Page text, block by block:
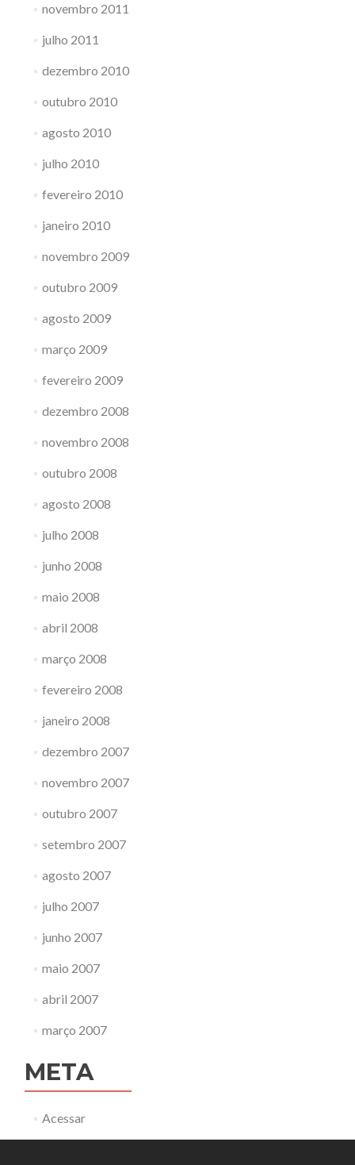
novembro 2011
julho 2011
dezembro 2010
outubro 2010
agosto 2010
julho 2010
fevereiro 2010
janeiro 2010
novembro 2009
outubro 2009
agosto 2009
março 2009
fevereiro 2009
dezembro 2008
novembro 2008
outubro 2008
agosto 2008
julho 2008
junho 2008
maio 2008
abril 2008
março 2008
fevereiro 2008
janeiro 2008
dezembro 2007
novembro 2007
outubro 2007
setembro 2007
agosto 2007
julho 2007
junho 2007
maio 2007
abril 2007
março 2007
META
Acessar